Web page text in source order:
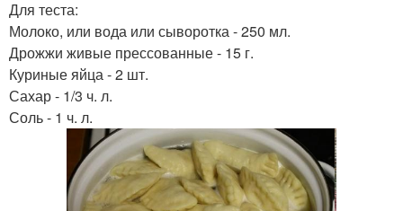
Для теста:
Молоко, или вода или сыворотка - 250 мл.
Дрожжи живые прессованные - 15 г.
Куриные яйца - 2 шт.
Сахар - 1/3 ч. л.
Соль - 1 ч. л.